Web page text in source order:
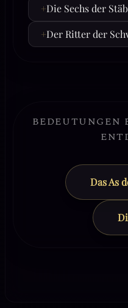
+Die Sechs der
+Der Ritter der
BEDEUTUNGEN
Das As